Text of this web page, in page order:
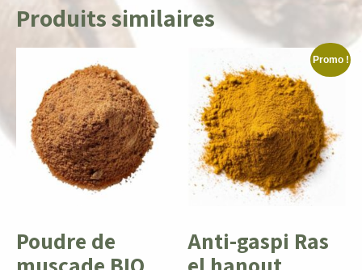
Produits similaires
Poudre de
Promo !
Anti-gaspi Ras